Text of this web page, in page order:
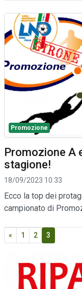
Promozione
Promozione A
stagione!
18/09/2023 10:33
Ecco la top dei
campionato di
« 1 2 3